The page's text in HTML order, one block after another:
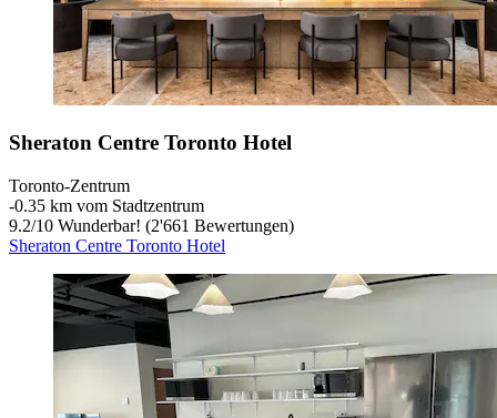
Sheraton Centre Toronto Hotel
Toronto-Zentrum
‐0.35 km vom Stadtzentrum
9.2/10 Wunderbar! (2'661 Bewertungen)
Sheraton Centre Toronto Hotel